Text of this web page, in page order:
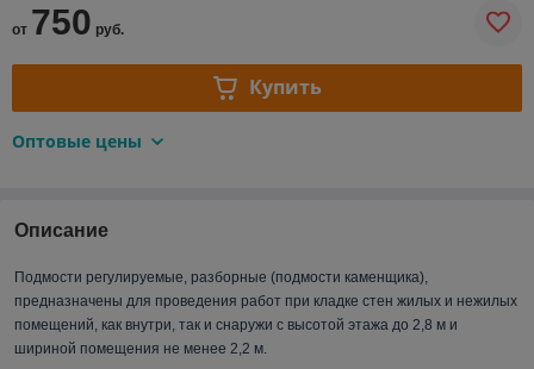
от 750 руб.
Купить
Оптовые цены
Описание
Подмости регулируемые, разборные (подмости каменщика),
предназначены для проведения работ при кладке стен жилых и нежилых
помещений, как внутри, так и снаружи с высотой этажа до 2,8 м и
шириной помещения не менее 2,2 м.